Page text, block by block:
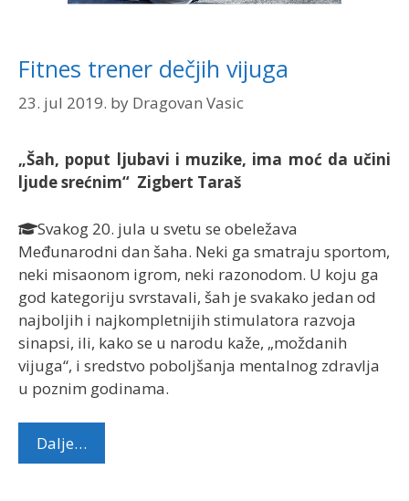
Fitnes trener dečjih vijuga
23. jul 2019. by Dragovan Vasic
„Šah, poput ljubavi i muzike, ima moć da učini
ljude srećnim“ Zigbert Taraš
Svakog 20. jula u svetu se obeležava
Međunarodni dan šaha. Neki ga smatraju sportom,
neki misaonom igrom, neki razonodom. U koju ga
god kategoriju svrstavali, šah je svakako jedan od
najboljih i najkompletnijih stimulatora razvoja
sinapsi, ili, kako se u narodu kaže, „moždanih
vijuga“, i sredstvo poboljšanja mentalnog zdravlja
u poznim godinama.
Dalje…